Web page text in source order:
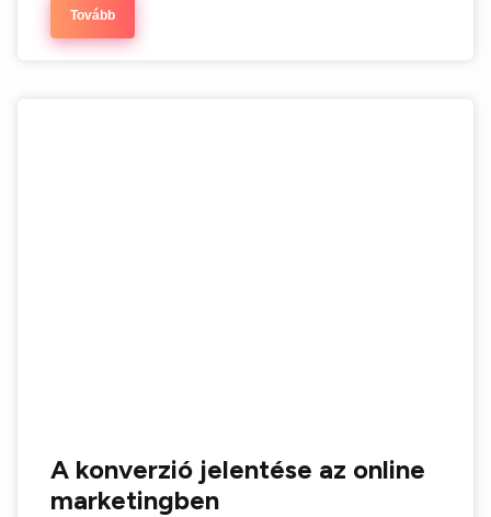
Tovább
A konverzió jelentése az online
marketingben